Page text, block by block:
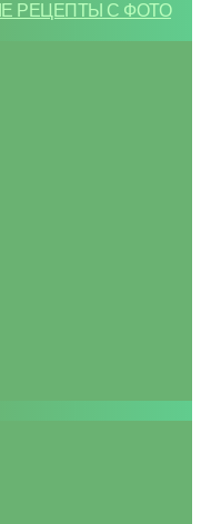
РЕЦЕПТЫ С ФОТО